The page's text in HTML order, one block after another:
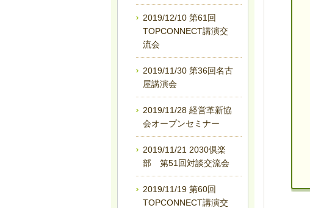
2019/12/10 第61回
TOPCONNECT講演交
流会
2019/11/30 第36回名古
屋講演会
2019/11/28 経営革新協
会オープンセミナー
2019/11/21 2030倶楽
部 第51回対談交流会
2019/11/19 第60回
TOPCONNECT講演交